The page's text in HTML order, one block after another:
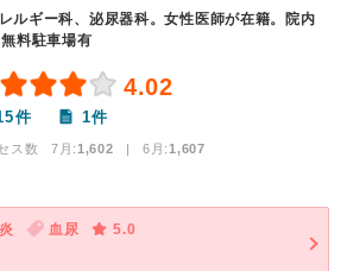
ルギー科、泌尿器科。女性医師が在籍。院内
料駐車場有
4.02
件 1件
ス数 7月:1,602 | 6月:1,607
血尿
5.0